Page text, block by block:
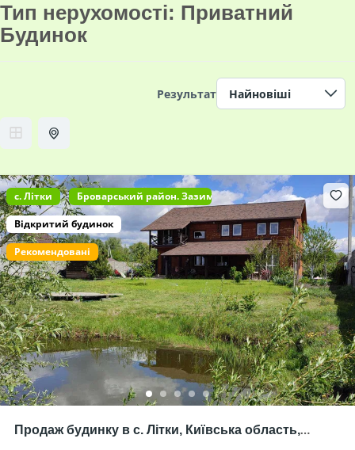
Тип нерухомості: Приватний
Будинок
Результат
c. Літки Броварський район. Зазимська ОТГ
Відкритий будинок
Рекомендовані
Продаж будинку в с. Літки, Київська область,